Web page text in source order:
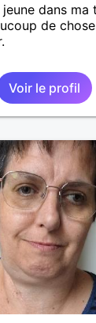
dans ma
de
Voir le profil